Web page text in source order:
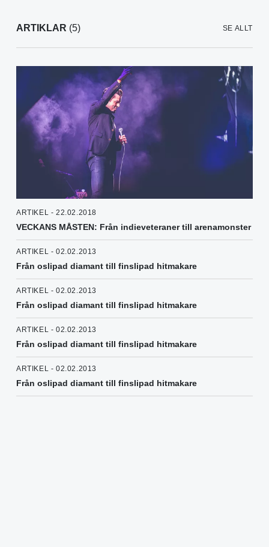
ARTIKLAR (5) SE ALLT
ARTIKEL - 22.02.2018
VECKANS MÅSTEN: Från indieveteraner till arenamonster
ARTIKEL - 02.02.2013
Från oslipad diamant till finslipad hitmakare
ARTIKEL - 02.02.2013
Från oslipad diamant till finslipad hitmakare
ARTIKEL - 02.02.2013
Från oslipad diamant till finslipad hitmakare
ARTIKEL - 02.02.2013
Från oslipad diamant till finslipad hitmakare